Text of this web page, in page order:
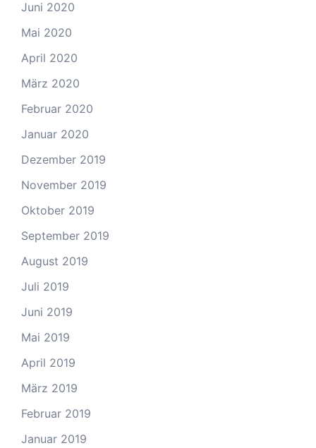
Juni 2020
Mai 2020
April 2020
März 2020
Februar 2020
Januar 2020
Dezember 2019
November 2019
Oktober 2019
September 2019
August 2019
Juli 2019
Juni 2019
Mai 2019
April 2019
März 2019
Februar 2019
Januar 2019